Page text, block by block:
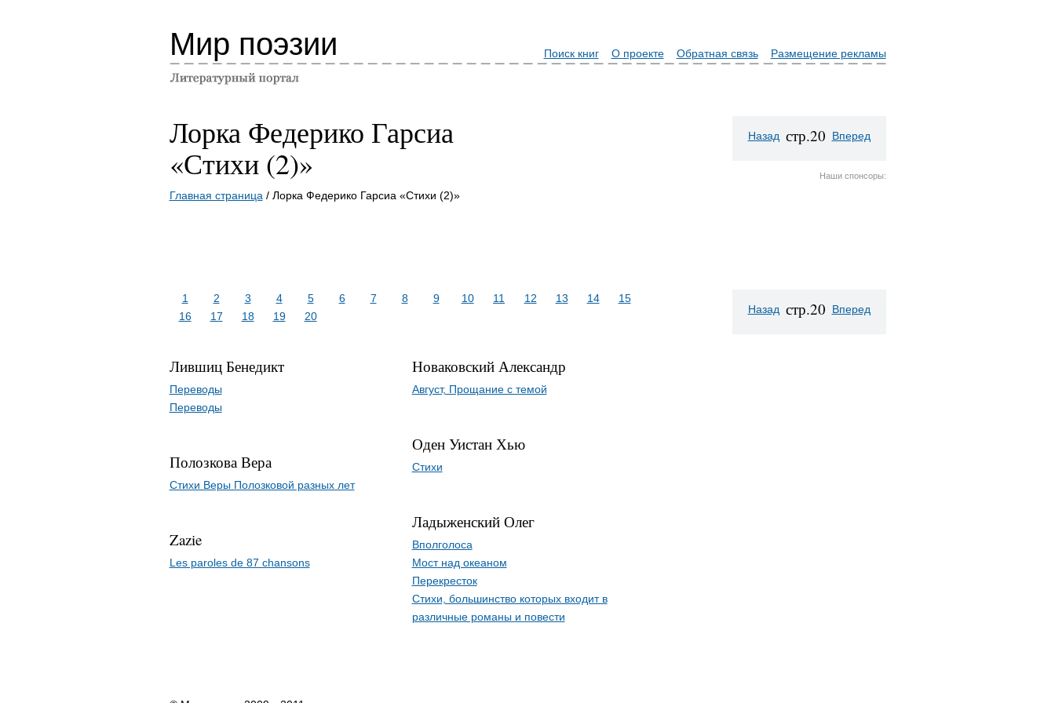
Мир поэзии Поиск книг О проекте Обратная связь Размещение рекламы
Лорка Федерико Гарсиа
«Стихи (2)»
Главная страница / Лорка Федерико Гарсиа «Стихи (2)»
Назад стр.20 Вперед
Наши спонсоры:
1 2 3 4 5 6 7 8 9 10 11 12 13 14
15
16
17 18 19 20
Лившиц Бенедикт
Переводы
Переводы
Полозкова Вера
Стихи Веры Полозковой разных лет
Zazie
Les paroles de 87 chansons
Новаковский Александр
Август, Прощание с темой
Оден Уистан Хью
Стихи
Ладыженский Олег
Вполголоса
Мост над океаном
Перекресток
Стихи, большинство которых входит в
различные романы и повести
Назад стр.20 Вперед